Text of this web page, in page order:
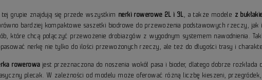
tej grupie znajdują się przede wszystkim nerki rowerowe 2L i 3L, a także modele z
bardziej kompaktowe saszetki biodrowe do przewożenia podstawowych rzeczy,
które chcą połączyć przewożenie drobiazgów z wygodnym systemem nawodnienia.
nerkę nie tylko do ilości przewożonych rzeczy, ale też do długości trasy i
rowerowa jest przeznaczona do noszenia wokół pasa i bioder, dlatego dobrze
plecak. W zależności od modelu może oferować różną liczbę kieszeni,